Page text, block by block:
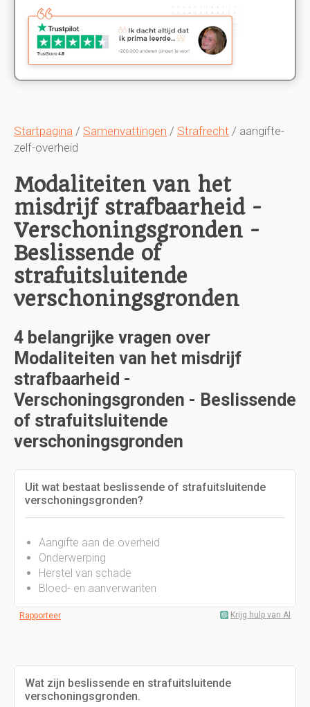
Startpagina / Samenvattingen / Strafrecht / aangifte-
zelf-overheid
Modaliteiten van het
misdrijf strafbaarheid -
Verschoningsgronden -
Beslissende of
strafuitsluitende
verschoningsgronden
4 belangrijke vragen over
Modaliteiten van het misdrijf
strafbaarheid -
Verschoningsgronden - Beslissende
of strafuitsluitende
verschoningsgronden
Uit wat bestaat beslissende of strafuitsluitende
verschoningsgronden?
Aangifte aan de overheid
Onderwerping
Herstel van schade
Bloed- en aanverwanten
Rapporteer Krijg hulp van AI
Wat zijn beslissende en strafuitsluitende
verschoningsgronden.